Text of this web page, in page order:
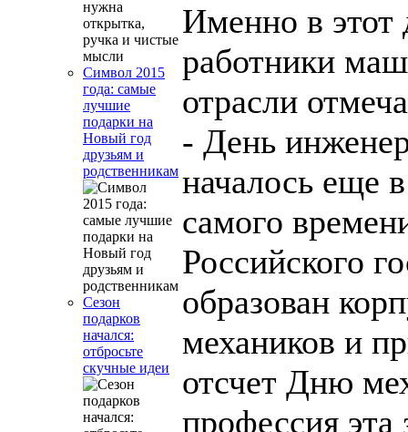
Символ 2015
года: самые
лучшие
подарки на
Новый год
друзьям и
родственникам
Сезон
подарков
начался:
отбросьте
скучные идеи
Именно в этот
работники
отрасли
- День
началось еще
самого
Российского
образован
механиков и
отсчет Дню
профессия эта